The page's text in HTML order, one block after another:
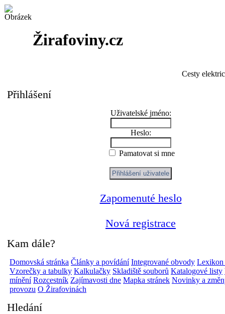
Žirafoviny.cz
Cesty
Přihlášení
Uživatelské jméno:
Heslo:
Pamatovat si mne
Zapomenuté heslo
Nová registrace
Kam dále?
Domovská stránka Články a povídání Integrované obvody Lexikon
Vzorečky a tabulky Kalkulačky Skladiště souborů Katalogové listy
mínění Rozcestník Zajímavosti dne Mapka stránek Novinky a
provozu O Žirafovinách
Hledání